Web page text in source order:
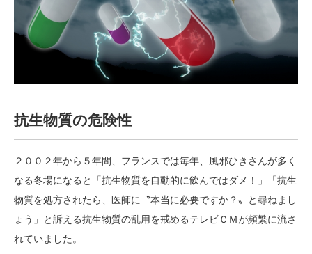
抗生物質の危険性
２００２年から５年間、フランスでは毎年、風邪ひきさんが多く
なる冬場になると「抗生物質を自動的に飲んではダメ！」「抗生
物質を処方されたら、医師に〝本当に必要ですか？〟と尋ねまし
ょう」と訴える抗生物質の乱用を戒めるテレビＣＭが頻繁に流さ
れていました。